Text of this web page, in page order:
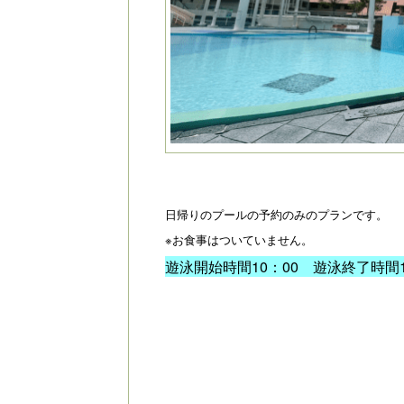
日帰りのプールの予約のみのプランです。
※お食事はついていません。
遊泳開始時間10：00 遊泳終了時間